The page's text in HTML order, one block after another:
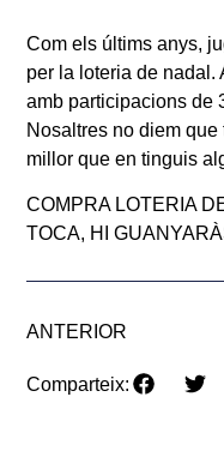
Com els últims anys,
per la loteria de nadal.
amb participacions de
Nosaltres no diem
millor que en tinguis
COMPRA LOTERIA
TOCA, HI
ANTERIOR
Comparteix: